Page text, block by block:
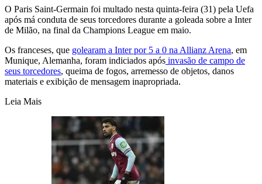
O Paris Saint-Germain foi multado nesta quinta-feira (31) pela Uefa
após má conduta de seus torcedores durante a goleada sobre a Inter
de Milão, na final da Champions League em maio.
Os franceses, que golearam a Inter por 5 a 0 na Allianz Arena, em
Munique, Alemanha, foram indiciados após invasão de campo de
seus torcedores, queima de fogos, arremesso de objetos, danos
materiais e exibição de mensagem inapropriada.
Leia Mais